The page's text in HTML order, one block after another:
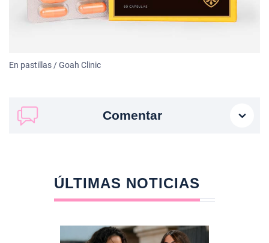
En pastillas / Goah Clinic
Comentar
ÚLTIMAS NOTICIAS